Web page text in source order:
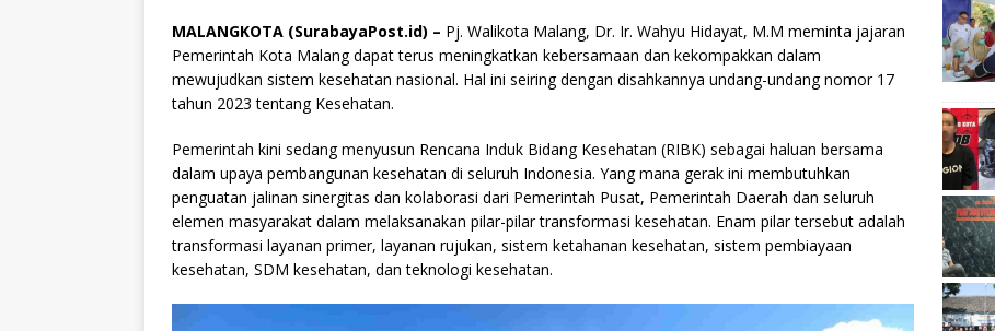
MALANGKOTA (SurabayaPost.id) – Pj. Walikota Malang, Dr. Ir. Wahyu Hidayat, M.M meminta jajaran
Pemerintah Kota Malang dapat terus meningkatkan kebersamaan dan kekompakkan dalam
mewujudkan sistem kesehatan nasional. Hal ini seiring dengan disahkannya undang-undang nomor 17
tahun 2023 tentang Kesehatan.
Pemerintah kini sedang menyusun Rencana Induk Bidang Kesehatan (RIBK) sebagai haluan bersama
dalam upaya pembangunan kesehatan di seluruh Indonesia. Yang mana gerak ini membutuhkan
penguatan jalinan sinergitas dan kolaborasi dari Pemerintah Pusat, Pemerintah Daerah dan seluruh
elemen masyarakat dalam melaksanakan pilar-pilar transformasi kesehatan. Enam pilar tersebut adalah
transformasi layanan primer, layanan rujukan, sistem ketahanan kesehatan, sistem pembiayaan
kesehatan, SDM kesehatan, dan teknologi kesehatan.